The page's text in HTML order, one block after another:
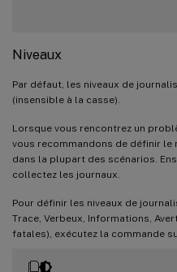
Niveaux
Par défaut, les niveaux de
(insensible à la casse).
Lorsque vous rencontrez un
vous recommandons de définir le
dans la plupart des scénarios.
collectez les journaux.
Pour définir les niveaux de
Trace, Verbeux, Informations,
fatales), exécutez la commande